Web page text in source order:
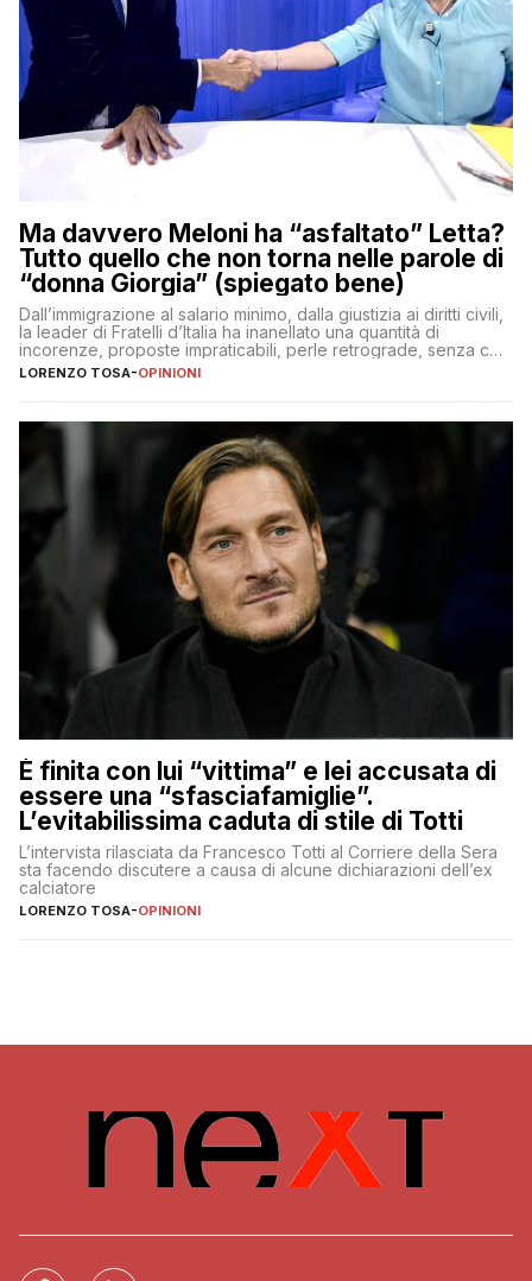
Ma davvero Meloni ha “asfaltato” Letta?
Tutto quello che non torna nelle parole di
“donna Giorgia” (spiegato bene)
Dall’immigrazione al salario minimo, dalla giustizia ai diritti civili,
la leader di Fratelli d’Italia ha inanellato una quantità di
incorenze, proposte impraticabili, perle retrograde, senza che
nessuno – a destra come a sinistra – glielo abbia fatto notare
LORENZO TOSA-OPINIONI
È finita con lui “vittima” e lei accusata di
essere una “sfasciafamiglie”.
L’evitabilissima caduta di stile di Totti
L’intervista rilasciata da Francesco Totti al Corriere della Sera
sta facendo discutere a causa di alcune dichiarazioni dell’ex
calciatore
LORENZO TOSA-OPINIONI